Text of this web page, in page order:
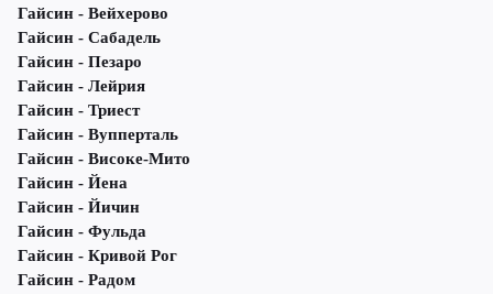
Гайсин - Вейхерово
Гайсин - Сабадель
Гайсин - Пезаро
Гайсин - Лейрия
Гайсин - Триест
Гайсин - Вупперталь
Гайсин - Високе-Мито
Гайсин - Йена
Гайсин - Йичин
Гайсин - Фульда
Гайсин - Кривой Рог
Гайсин - Радом